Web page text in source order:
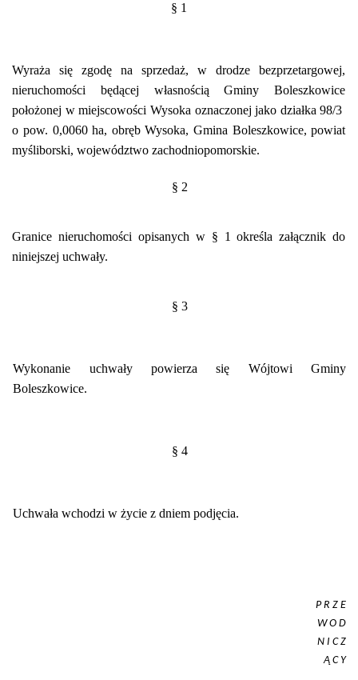
§ 1
Wyraża się zgodę na sprzedaż, w drodze bezprzetargowej,
nieruchomości będącej własnością Gminy Boleszkowice
położonej w miejscowości Wysoka oznaczonej jako działka 98/3
o pow. 0,0060 ha, obręb Wysoka, Gmina Boleszkowice, powiat
myśliborski, województwo zachodniopomorskie.
§ 2
Granice nieruchomości opisanych w § 1 określa załącznik do
niniejszej uchwały.
§ 3
Wykonanie uchwały powierza się Wójtowi Gminy
Boleszkowice.
§ 4
Uchwała wchodzi w życie z dniem podjęcia.
P R Z E
W O D
N I C Z
Ą C Y